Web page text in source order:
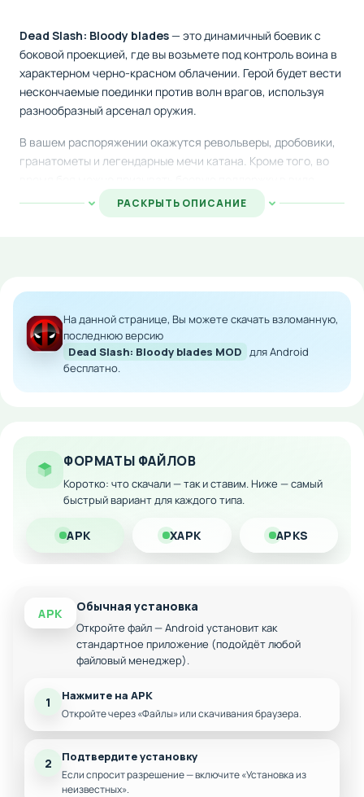
Dead Slash: Bloody blades— это динамичный боевик с
боковой проекцией, где вы возьмете под контроль воина в
характерном черно-красном облачении. Герой будет вести
нескончаемые поединки против волн врагов, используя
разнообразный арсенал оружия.
В вашем распоряжении окажутся револьверы, дробовики,
гранатометы и легендарные мечи катана. Кроме того, во
боевого танка, вертолета или боевой машины, которые
помогут вам справиться с врагами.
Особенности мода:
Неограниченное количество денег для покупки
способности
РАСКРЫТЬ ОПИСАНИЕ
На данной странице, Вы можете скачать взломанную,
последнюю версию
Dead Slash: Bloody blades MOD для Android
бесплатно.
ФОРМАТЫ ФАЙЛОВ
Коротко: что скачали — так и ставим. Ниже — самый
быстрый вариант для каждого типа.
APK XAPK APKS
APK Обычная установка
Откройте файл — Android установит как
стандартное приложение (подойдёт любой
файловый менеджер).
1 Нажмите на APK
Откройте через «Файлы» или скачивания браузера.
2 Подтвердите установку
Если спросит разрешение — включите «Установка из
неизвестных».